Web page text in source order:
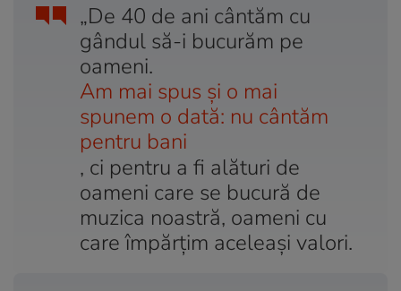
„De 40 de ani cântăm cu
gândul să-i bucurăm pe
oameni.
Am mai spus și o mai
spunem o dată: nu cântăm
pentru bani
, ci pentru a fi alături de
oameni care se bucură de
muzica noastră, oameni cu
care împărțim aceleași valori.